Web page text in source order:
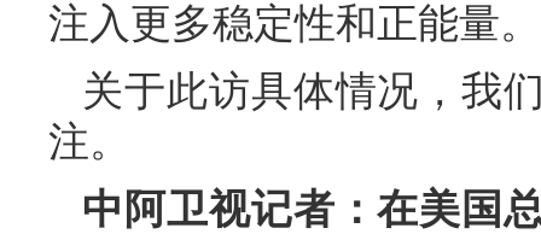
注入更多稳定性和正能量。
关于此访具体情况，我
注。
中阿卫视记者：在美国